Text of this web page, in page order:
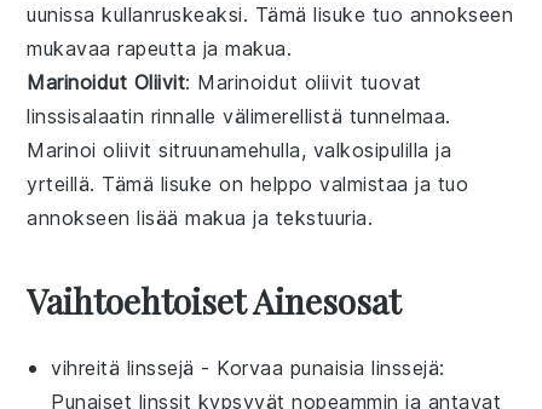
uunissa kullanruskeaksi. Tämä lisuke tuo annokseen
mukavaa rapeutta ja makua.
Marinoidut Oliivit: Marinoidut oliivit tuovat
linssisalaatin rinnalle välimerellistä tunnelmaa.
Marinoi oliivitsitruunamehulla, valkosipulilla ja
yrteillä. Tämä lisuke on helppo valmistaa ja tuo
annokseen lisää makua ja tekstuuria.
Vaihtoehtoiset Ainesosat
vihreitä linssejä - Korvaa punaisia linssejä:
Punaiset linssit kypsyvät nopeammin ja antavat